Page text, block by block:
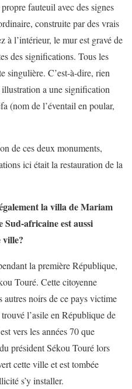
fauteuil avec des signes
construite par des vrais
à l’intérieur, le mur est gravé de
des significations. Tous les
singulière. C’est-à-dire, rien
illustration a une signification
(nom de l’éventail en poular,
de ces deux monuments,
ici était la restauration de la
la villa de Mariam
africaine est aussi
ville?
la première République,
Touré. Cette citoyenne
noirs de ce pays victime
l’asile en République de
vers les années 70 que
président Sékou Touré lors
cette ville et est tombée
s’y installer.